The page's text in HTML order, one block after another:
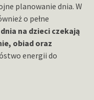
planowanie dnia. W
o pełne
na dzieci czekają
obiad oraz
energii do